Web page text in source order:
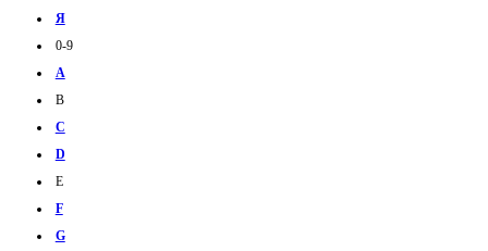
Я
0-9
A
B
C
D
E
F
G